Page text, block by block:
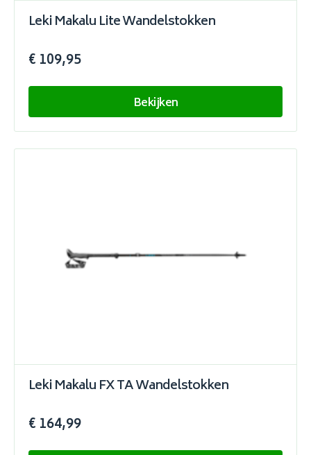
Leki Makalu Lite Wandelstokken
€ 109,95
Bekijken
Leki Makalu FX TA Wandelstokken
€ 164,99